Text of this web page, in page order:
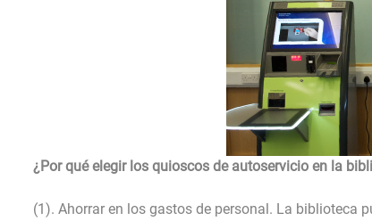
¿Por qué elegir los quioscos de autoservicio en la
(1). Ahorrar en los gastos de personal. La biblioteca